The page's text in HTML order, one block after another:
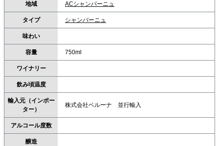
地域 ACシャンパーニュ
タイプ シャンパーニュ
味わい
容量 750ml
ワイナリー
飲み頃温度
輸入元（インポー
ター）
株式会社ベルーナ 並行輸入
アルコール度数
醸造